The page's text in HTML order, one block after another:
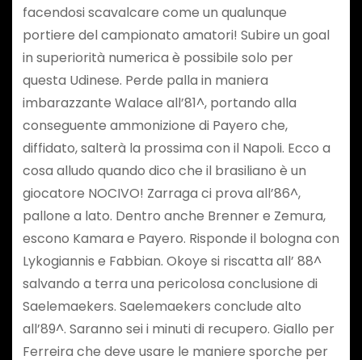
facendosi scavalcare come un qualunque
portiere del campionato amatori! Subire un goal
in superiorità numerica è possibile solo per
questa Udinese. Perde palla in maniera
imbarazzante Walace all’81^, portando alla
conseguente ammonizione di Payero che,
diffidato, salterà la prossima con il Napoli. Ecco a
cosa alludo quando dico che il brasiliano è un
giocatore NOCIVO! Zarraga ci prova all’86^,
pallone a lato. Dentro anche Brenner e Zemura,
escono Kamara e Payero. Risponde il bologna con
Lykogiannis e Fabbian. Okoye si riscatta all’ 88^
salvando a terra una pericolosa conclusione di
Saelemaekers. Saelemaekers conclude alto
all’89^. Saranno sei i minuti di recupero. Giallo per
Ferreira che deve usare le maniere sporche per